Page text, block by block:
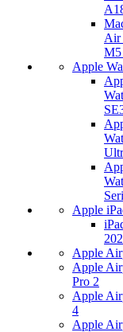
Air
M5
Apple
Apple
Apple
Apple
Pro 2
Apple
4
Apple